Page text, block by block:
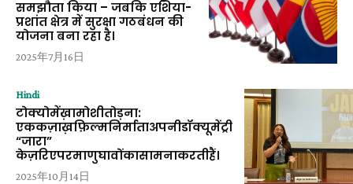
समझौता किया – जबकि एशिया-
प्रशांत क्षेत्र में सुरक्षा गठबंधन की
योजना बना रहा है।
2025年7月16日
Hindi
टोक्योमेंख़ामोशीतोड़ना:
एककज़ाख़फ़िल्मनिर्माताअपनीडॉक्यूमेंट्री
“जारा”
केज़रिएपरमाणुघावोंकासामनाकरतीहैं।
2025年10月14日